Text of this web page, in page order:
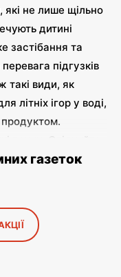
які не лише щільно
дитині
застібання та
підгузків
такі види, як
літніх ігор у воді,
Rossmann і Hebe,
газеток